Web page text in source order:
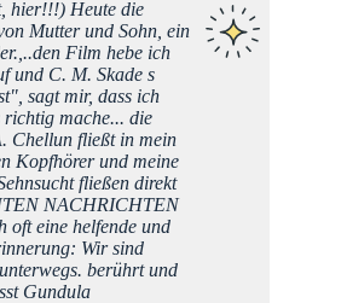
hier!!!) Heute die
Mutter und Sohn, ein
Film hebe ich
und C. M. Skade s
sagt mir, dass ich
richtig mache... die
Chellun fließt in mein
Kopfhörer und meine
fließen direkt
NACHRICHTEN
oft eine helfende und
Wir sind
berührt und
Gundula